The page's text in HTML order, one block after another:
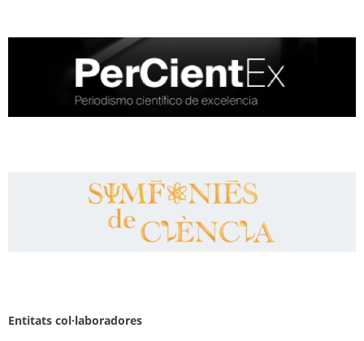
Entitats col·laboradores